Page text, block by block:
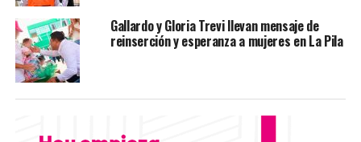
66 kilogramos de pirotecnia.
174 vaporizadores.
Gallardo y Gloria Trevi llevan mensaje de
reinserción y esperanza a mujeres en La Pila